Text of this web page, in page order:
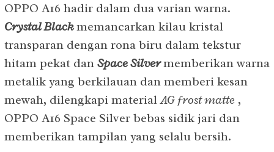
OPPO A16 hadir dalam dua varian warna.
Crystal Blackmemancarkan kilau kristal
transparan dengan rona biru dalam tekstur
hitam pekat dan Space Silvermemberikan warna
metalik yang berkilauan dan memberi kesan
mewah, dilengkapi materialAG frost matte ,
OPPO A16 Space Silver bebas sidik jari dan
memberikan tampilan yang selalu bersih.